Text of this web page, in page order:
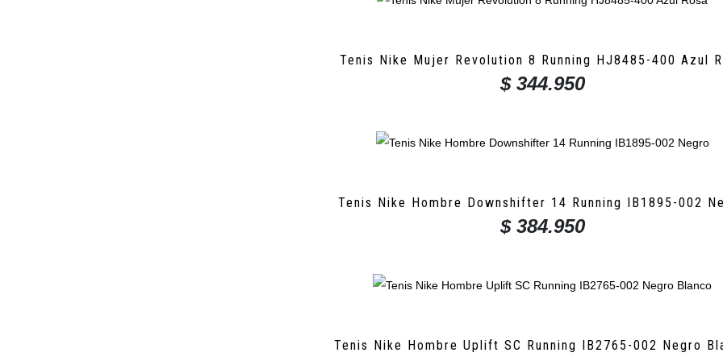
variantes.
Las
pueden
producto
Tenis Nike Mujer Revolution 8 Running HJ8485-400 Azul
$344.950
variantes.
Las
pueden
Tenis Nike Hombre Downshifter 14 Running IB1895-002
$384.950
variantes.
Tenis Nike Hombre Uplift SC Running IB2765-002 Negro